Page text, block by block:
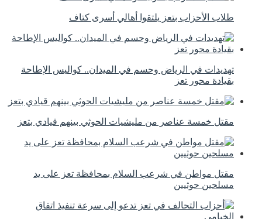
طلاب الأحزاب بتعز يلتقوا أهالي أسرى كتاف
تهديدات في الرياض وحسم في الميدان.. كواليس الإطاحة
بقيادة محور تعز
مقتل خمسة عناصر من مليشيات الحوثي بينهم قيادي بتعز
مقتل مواطن في شرعب السلام بمحافظة تعز على يد
مسلحين حوثيين